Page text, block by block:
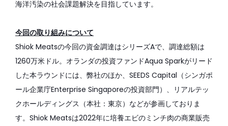
海洋汚染の社会課題解決を目指しています。
今回の取り組みについて
Shiok Meatsの今回の資金調達はシリーズAで、調達総額は
1260万米ドル。オランダの投資ファンドAqua Sparkがリード
した本ラウンドには、弊社のほか、SEEDS Capital（シンガポ
ール企業庁Enterprise Singaporeの投資部門）、リアルテッ
クホールディングス（本社：東京）などが参画しておりま
す。Shiok Meatsは2022年に培養エビのミンチ肉の商業販売